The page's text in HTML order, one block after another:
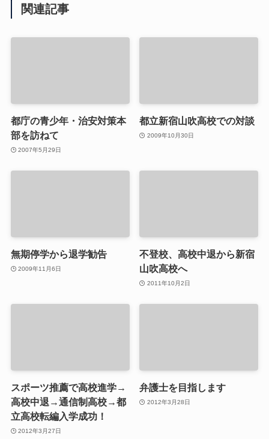
関連記事
都庁の青少年・治安対策本
部を訪ねて
2007年5月29日
都立新宿山吹高校での対談
2009年10月30日
無期停学から退学勧告
2009年11月6日
不登校、高校中退から新宿
山吹高校へ
2011年10月2日
スポーツ推薦で高校進学→
高校中退→通信制高校→都
立高校転編入学成功！
2012年3月27日
弁護士を目指します
2012年3月28日